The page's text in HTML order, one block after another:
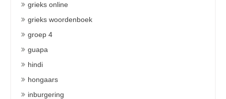
grieks online
grieks woordenboek
groep 4
guapa
hindi
hongaars
inburgering